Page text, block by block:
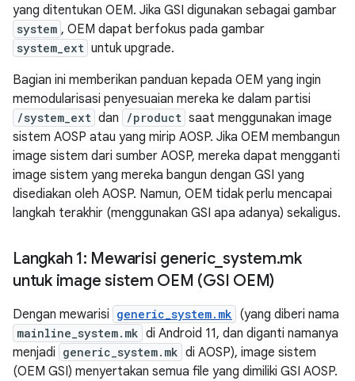
yang ditentukan OEM. Jika GSI digunakan sebagai gambar
system , OEM dapat berfokus pada gambar
system_ext untuk upgrade.
Bagian ini memberikan panduan kepada OEM yang ingin
memodularisasi penyesuaian mereka ke dalam partisi
/system_ext dan /product saat menggunakan image
sistem AOSP atau yang mirip AOSP. Jika OEM membangun
image sistem dari sumber AOSP, mereka dapat mengganti
image sistem yang mereka bangun dengan GSI yang
disediakan oleh AOSP. Namun, OEM tidak perlu mencapai
langkah terakhir (menggunakan GSI apa adanya) sekaligus.
Langkah 1: Mewarisi generic_ system.mk
untuk image sistem OEM (GSI OEM)
Dengan mewarisi generic_system.mk (yang diberi nama
mainline_system.mk di Android 11, dan diganti namanya
menjadi generic_system.mk di AOSP), image sistem
(OEM GSI) menyertakan semua file yang dimiliki GSI AOSP.